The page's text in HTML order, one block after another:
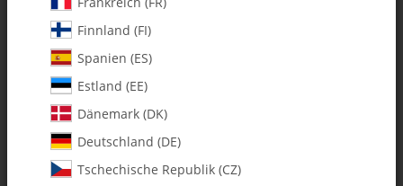
121-6 m3 x 75 Threaded Control
Rod - Pack of 2
Artikelnummer:
Kategorie:Whiplash-G II
Finnland (FI)
Spanien (ES)
Estland (EE)
Dänemark (DK)
Deutschland (DE)
Tschechische Republik (CZ)